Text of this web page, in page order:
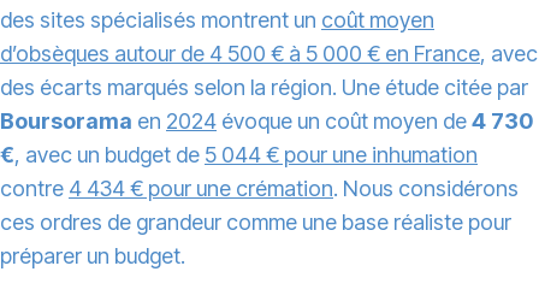
des sites spécialisés montrent un coût moyen
d’obsèques autour de 4 500 € à 5 000 € en France, avec
des écarts marqués selon la région. Une étude citée par
Boursorama en 2024 évoque un coût moyen de4 730
€, avec un budget de 5 044 € pour une inhumation
contre 4 434 € pour une crémation. Nous considérons
ces ordres de grandeur comme une base réaliste pour
préparer un budget.